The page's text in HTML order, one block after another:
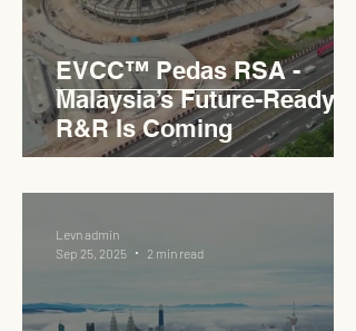
EVCC™ Pedas RSA -
Malaysia’s Future-Ready
R&R Is Coming
Levn admin
Sep 25, 2025
2 min read